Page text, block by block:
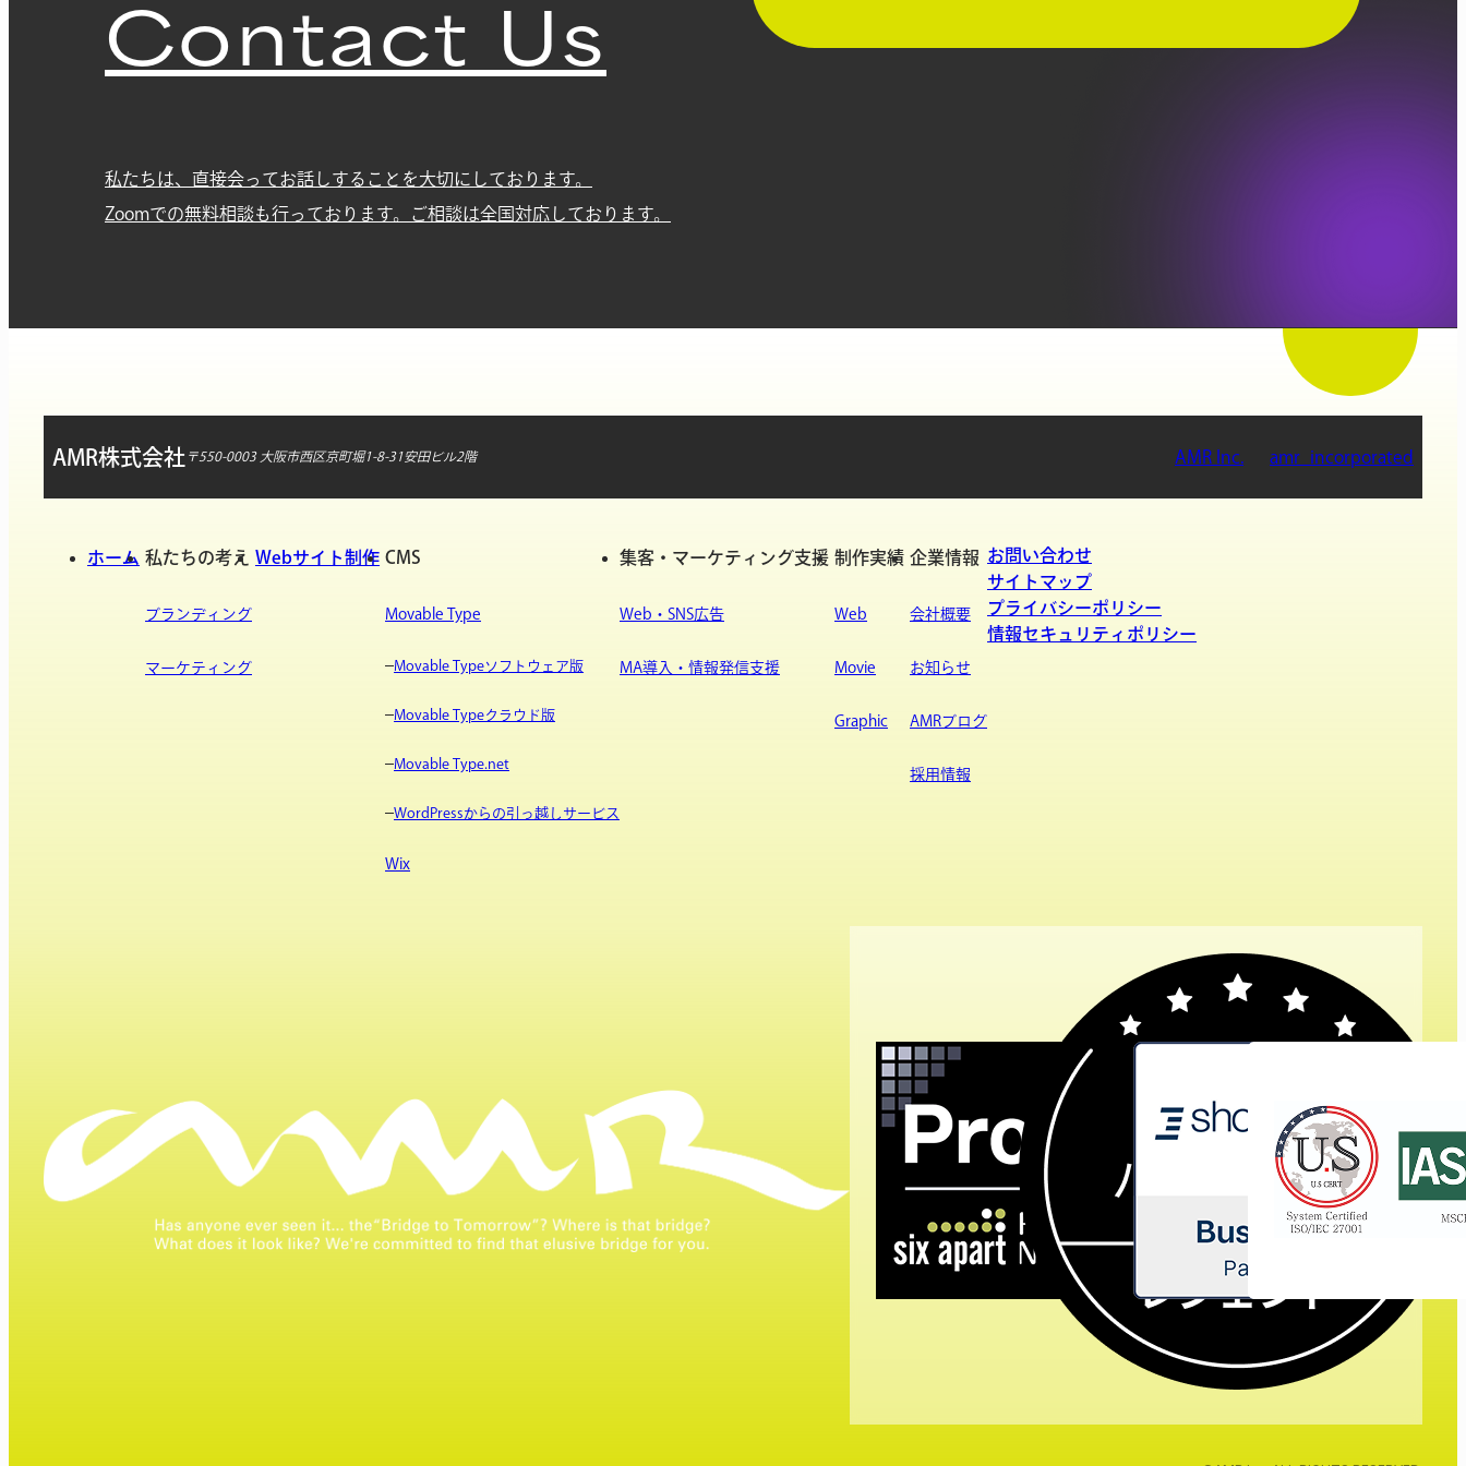
Contact Us
私たちは、直接会ってお話しすることを大切にしております。
Zoomでの無料相談も行っております。ご相談は全国対応しております。
AMR株式会社 〒550-0003 大阪市西区京町堀1-8-31安田ビル2階 AMR Inc. amr_incorporated
ホーム 私たちの考え
ブランディング
マーケティング
Webサイト制作 CMS
Movable Type
Movable Typeソフトウェア版
Movable Typeクラウド版
Movable Type.net
WordPressからの引っ越しサービス
Wix
集客・マーケティング支援
Web・SNS広告
MA導入・情報発信支援
制作実績
Web
Movie
Graphic
企業情報
会社概要
お知らせ
AMRブログ
採用情報
お問い合わせ
サイトマップ
プライバシーポリシー
情報セキュリティポリシー